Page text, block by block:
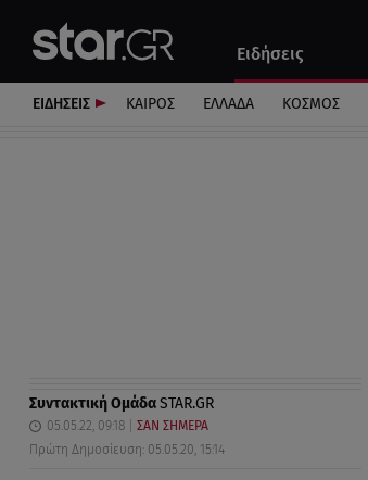
Ειδήσεις
Αυτοκίνητο
ΕΙΔΗΣΕΙΣ ΚΑΙΡΟΣ ΕΛΛΑΔΑ ΚΟΣΜΟΣ
Συντακτική ΟμάδαSTAR.GR
05.05.22, 09:18
ΣΑΝ ΣΗΜΕΡΑ
Πρώτη Δημοσίευση: 05.05.20, 15:14